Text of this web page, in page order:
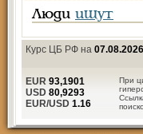
Люди ищут
Курс ЦБ РФ на 07.08.2026
При
EUR 93,1901
USD 80,9293
EUR/USD 1.16